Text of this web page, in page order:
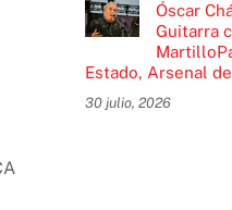
Óscar
Guitarra
Estado, Arsenal
30 julio, 2026